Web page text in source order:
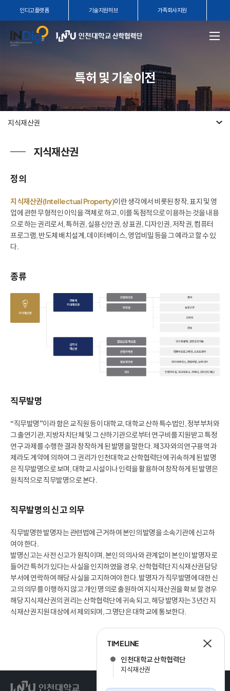
인디고플랫폼 기술지원허브 가족회사지원
특허 및 기술이전
지식재산권
지식재산권
정의
지식재산권(Intellectual Property)이란 생각에서 비롯된 창작, 표지 및 영
업에 관한 무형적인 이익을 객체로 하고, 이를 독점적으로 이용하는 것을 내용
으로 하는 권리로서, 특허권, 실용신안권, 상표권, 디자인권, 저작권, 컴퓨터
프로그램, 반도체 배치설계, 데이터베이스, 영업비밀 등을 그 예라고 할 수 있
다.
종류
직무발명
“직무발명”이라 함은 교직원 등이 대학교, 대학교 산하 특수법인, 정부부처와
그 출연기관, 지방자치단체 및 그 산하기관으로부터 연구비를 지원받고 특정
연구 과제를 수행한 결과 창작하게 된 발명을 말한다. 제3자와의 연구용역 과
제라도 계약에 의하여 그 권리가 인천대학교 산학협력단에 귀속하게 된 발명
은 직무발명으로 보며, 대학교 시설이나 인력을 활용하여 창작하게 된 발명은
원칙적으로 직무발명으로 본다.
직무발명의 신고 의무
직무발명한 발명자는 관련법에 근거하여 본인의 발명을 소속기관에 신고하
여야 한다.
발명신고는 사전 신고가 원칙이며, 본인의 의사와 관계없이 본인이 발명자로
들어간 특허가 있다는 사실을 인지하였을 경우, 산학협력단 지식재산권 담당
부서에 연락하여 해당 사실을 고지하여야 한다. 발명자가 직무발명에 대한 신
고의 의무를 이행하지 않고 개인 명의로 출원하여 지식재산권을 확보 할 경우
해당 지식재산권의 권리는 산학협력단에 귀속 되고, 해당 발명자는 3년간 지
식재산권 지원 대상에서 제외되며, 그 명단은 대학교에 통보한다.
TIME LINE
인천대학교 산학협력단
지식재산권